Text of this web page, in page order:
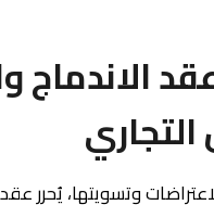
الاندماج
وتسويتها، يُحرر